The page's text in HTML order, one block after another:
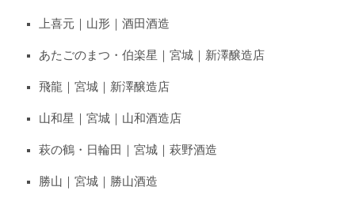
上喜元｜山形｜酒田酒造
あたごのまつ・伯楽星｜宮城｜新澤醸造店
飛龍｜宮城｜新澤醸造店
山和星｜宮城｜山和酒造店
萩の鶴・日輪田｜宮城｜萩野酒造
勝山｜宮城｜勝山酒造